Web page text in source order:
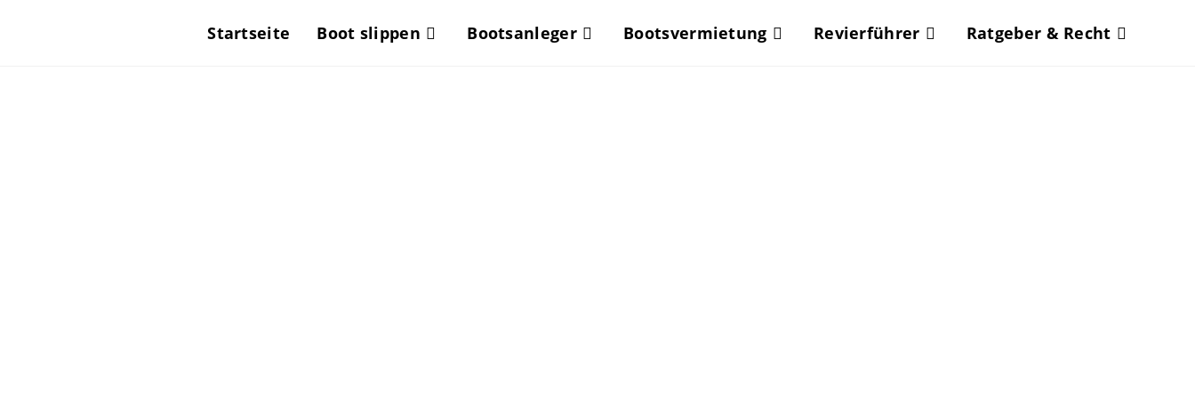
Startseite Boot slippen Bootsanleger Bootsvermietung Revierführer Ratgeber & Recht